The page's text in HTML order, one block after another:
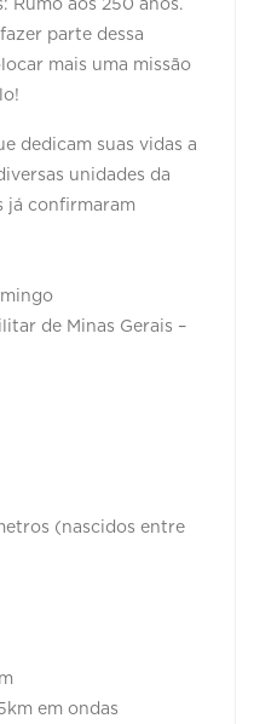
Rumo aos 250 anos.
parte dessa
mais uma missão
dedicam suas vidas a
unidades da
já confirmaram
de Minas Gerais –
(nascidos entre
em ondas